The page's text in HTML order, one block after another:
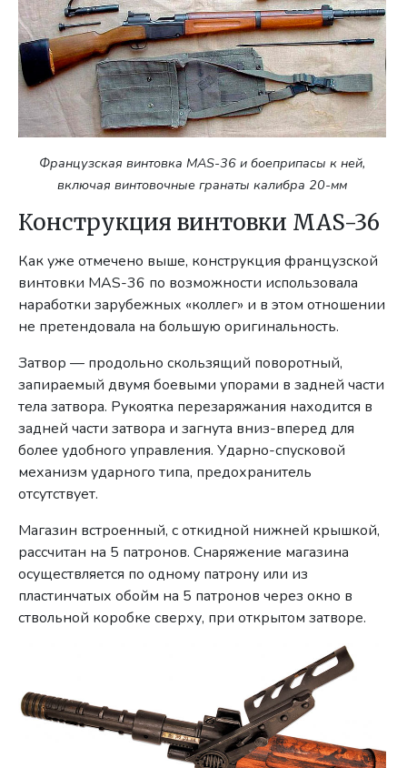
Французская винтовка MAS-36 и боеприпасы к ней,
включая винтовочные гранаты калибра 20-мм
Конструкция винтовки MAS-36
Как уже отмечено выше, конструкция французской
винтовки MAS-36 по возможности использовала
наработки зарубежных «коллег» и в этом отношении
не претендовала на большую оригинальность.
Затвор — продольно скользящий поворотный,
запираемый двумя боевыми упорами в задней части
тела затвора. Рукоятка перезаряжания находится в
задней части затвора и загнута вниз-вперед для
более удобного управления. Ударно-спусковой
механизм ударного типа, предохранитель
отсутствует.
Магазин встроенный, с откидной нижней крышкой,
рассчитан на 5 патронов. Снаряжение магазина
осуществляется по одному патрону или из
пластинчатых обойм на 5 патронов через окно в
ствольной коробке сверху, при открытом затворе.